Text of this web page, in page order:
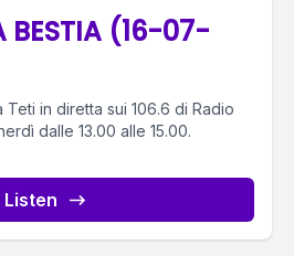
BESTIA (16-07-
Teti in diretta sui 106.6 di Radio
dalle 13.00 alle 15.00.
Listen